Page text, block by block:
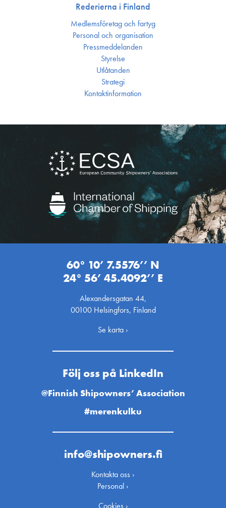
Rederierna i Finland
Medlemsföretag och fartyg
Personal och organisation
Press­meddelanden
Styrelse
Utlåtanden
Strategi
Kontakt­information
60° 10’ 7.5576’’ N
24° 56’ 45.4092’’ E
Alexandersgatan 44,
00100 Helsingfors, Finland
Se karta ›
Följ oss på LinkedIn
@Finnish Shipowners’ Association
#merenkulku
info@shipowners.fi
Kontakta oss ›
Personal ›